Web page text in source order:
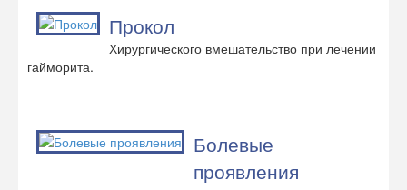
Прокол
Хирургического вмешательство при лечении
гайморита.
Болевые
проявления